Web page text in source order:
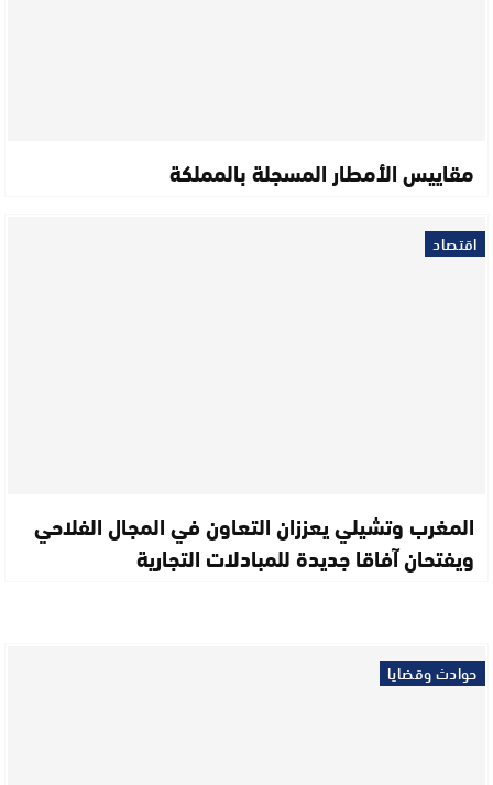
مقاييس الأمطار المسجلة بالمملكة
اقتصاد
المغرب وتشيلي يعززان التعاون في المجال الفلاحي
ويفتحان آفاقا جديدة للمبادلات التجارية
حوادث وقضايا